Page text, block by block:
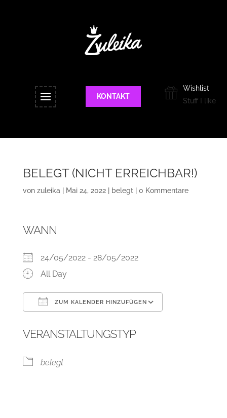
KONTAKT
Wishlist
Stuff I like
BELEGT (NICHT ERREICHBAR!)
von zuleika Mai 24, 2022| belegt| 0 Kommentare
WANN
24/05/2022 - 28/05/2022
All Day
ZUM KALENDER HINZUFÜGEN
VERANSTALTUNGSTYP
belegt